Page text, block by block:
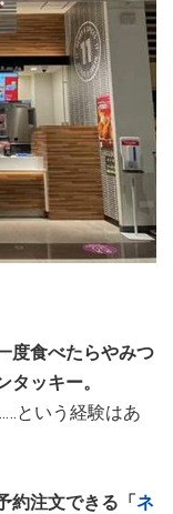
度食べたらやみつ
ッキー。
という経験はあ
約注文できる「ネ